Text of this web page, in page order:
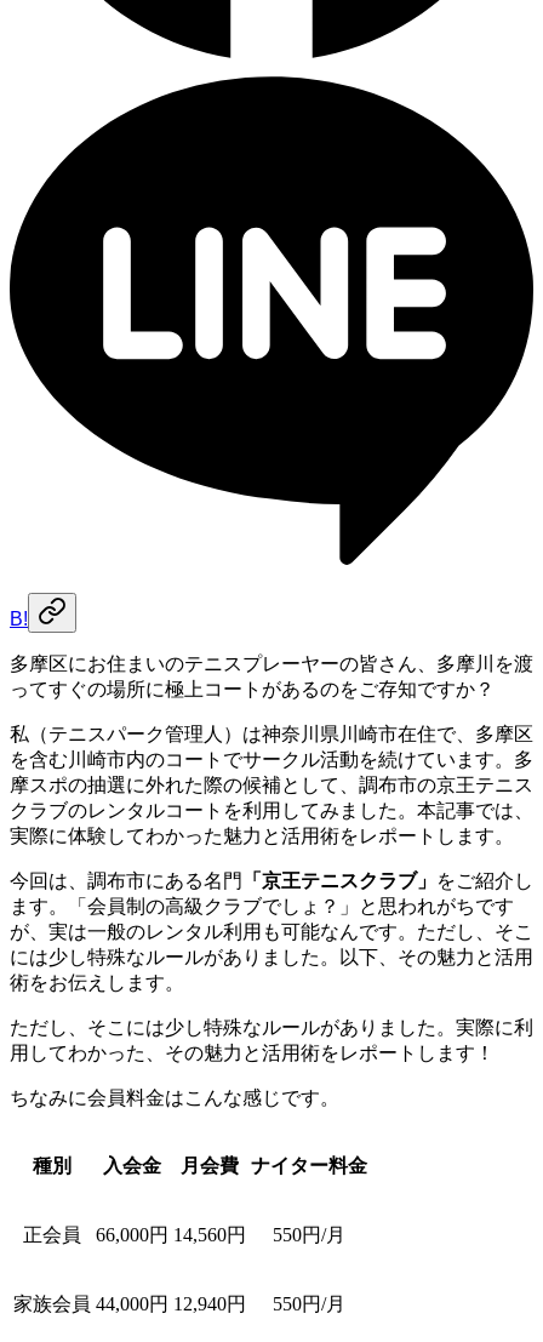
B!
多摩区にお住まいのテニスプレーヤーの皆さん、多摩川を渡
ってすぐの場所に極上コートがあるのをご存知ですか？
私（テニスパーク管理人）は神奈川県川崎市在住で、多摩区
を含む川崎市内のコートでサークル活動を続けています。多
摩スポの抽選に外れた際の候補として、調布市の京王テニス
クラブのレンタルコートを利用してみました。本記事では、
実際に体験してわかった魅力と活用術をレポートします。
今回は、調布市にある名門 「京王テニスクラブ」 をご紹介し
ます。「会員制の高級クラブでしょ？」と思われがちです
が、実は一般のレンタル利用も可能なんです。ただし、そこ
には少し特殊なルールがありました。以下、その魅力と活用
術をお伝えします。
ただし、そこには少し特殊なルールがありました。実際に利
用してわかった、その魅力と活用術をレポートします！
ちなみに会員料金はこんな感じです。
種別 入会金 月会費 ナイター料金
正会員 66,000円 14,560円 550円/月
家族会員 44,000円 12,940円 550円/月